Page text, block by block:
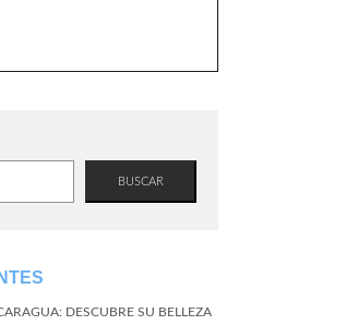
BUSCAR
DESCUBRE SU BELLEZA